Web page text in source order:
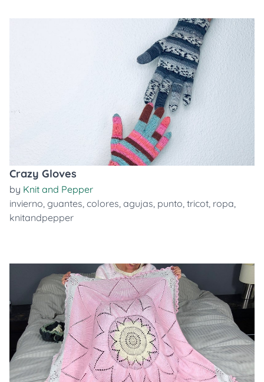
Crazy Gloves
by Knit and Pepper
invierno, guantes, colores, agujas, punto, tricot, ropa,
knitandpepper